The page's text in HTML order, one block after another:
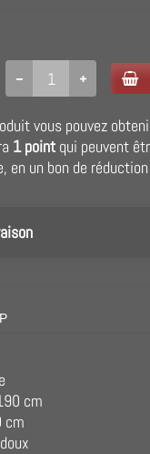
vous pouvez
1point qui peuvent
en un bon de
cm
cm